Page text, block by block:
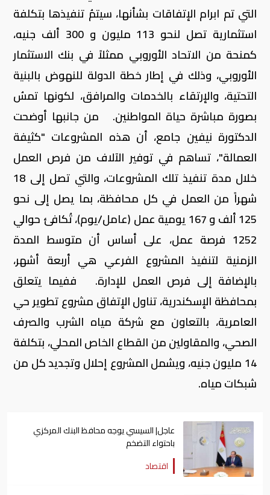
التي تم ابرام الإتفاقات بشأنها، سيتمُ تنفيذها بتكلفة
استثمارية تصل لنحو 113 مليون و 300 ألف جنيه،
كمنحة من الاتحاد الأوروبي ممثلاً في بنك الاستثمار
الأوروبي، وذلك في إطار خطة الدولة للنهوض بالبنية
التحتية، والإرتقاء بالخدمات والمرافق، لكونها تمسُ
بصورة مباشرة حياة المواطنين. من جانبها أوضحت
الدكتورة نيفين جامع، أن هذه المشروعات "كثيفة
العمالة"، تساهم في توفير الآلاف من فرص العمل
خلال مدة تنفيذ تلك المشروعات، والتي تصل إلى 18
شهراً من العمل في كل محافظة، بما يصل إلى نحو
125 ألف و 167 يومية عمل (عامل/يوم)، تُكافئ حوالي
1252 فرصة عمل، على أساس أن متوسط المدة
الزمنية لتنفيذ المشروع الفرعي هي أربعة أشهر،
بالإضافة إلى فرص العمل للإدارة. ففيما يتعلق
بمحافظة الإسكندرية، تناول الإتفاق مشروع تطوير حي
العامرية، بالتعاون مع شركة مياه الشرب والصرف
الصحي، والمقاولين من القطاع الخاص المحلي، بتكلفة
14 مليون جنيه، ويشمل المشروع إحلال وتجديد كل من
شبكات مياه.
عاجل| السيسي يوجه محافظ البنك المركزي
باحتواء التضخم
اقتصاد